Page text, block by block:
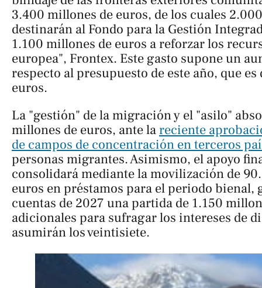
3.400 millones de euros, de los cuales
destinarán al Fondo para la Gestión
1.100 millones de euros a reforzar los
europea", Frontex. Este gasto supone un
respecto al presupuesto de este año, que
euros.
La "gestión" de la migración y el "asilo"
millones de euros, ante lareciente
de campos de concentración en terceros
personas migrantes. Asimismo, el apoyo
consolidará mediante la movilización de
euros en préstamos para el periodo bienal,
cuentas de 2027 una partida de 1.150
adicionales para sufragar los intereses de
asumirán los veintisiete.